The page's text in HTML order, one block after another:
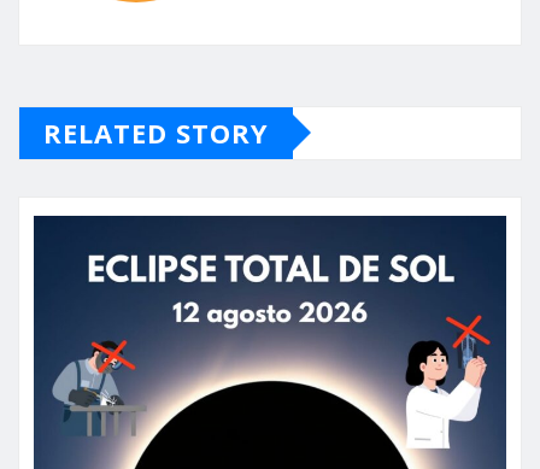
RELATED STORY